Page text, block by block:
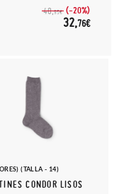
40,95€ (-20%)
32,76€
(TALLA - 14)
CONDOR LISOS